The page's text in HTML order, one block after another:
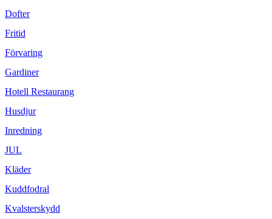
Dofter
Fritid
Förvaring
Gardiner
Hotell Restaurang
Husdjur
Inredning
JUL
Kläder
Kuddfodral
Kvalsterskydd